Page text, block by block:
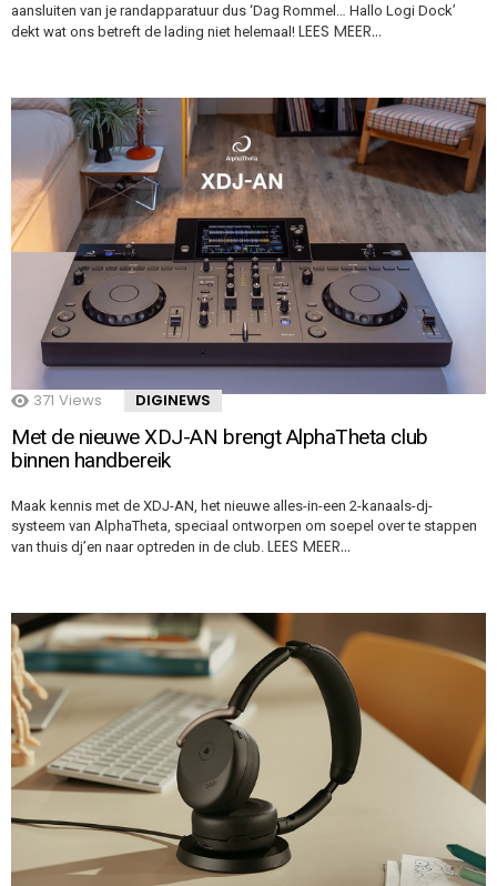
aansluiten van je randapparatuur dus ‘Dag Rommel… Hallo Logi Dock’
dekt wat ons betreft de lading niet helemaal! LEES MEER…
371 Views DIGINEWS
Met de nieuwe XDJ-AN brengt AlphaTheta club
binnen handbereik
Maak kennis met de XDJ-AN, het nieuwe alles-in-een 2-kanaals-dj-
systeem van AlphaTheta, speciaal ontworpen om soepel over te stappen
van thuis dj’en naar optreden in de club. LEES MEER…